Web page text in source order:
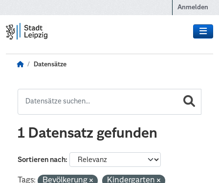
Anmelden
Datensätze
1 Datensatz gefunden
Sortieren nach
Tags: Bevölkerung
Kindergarten